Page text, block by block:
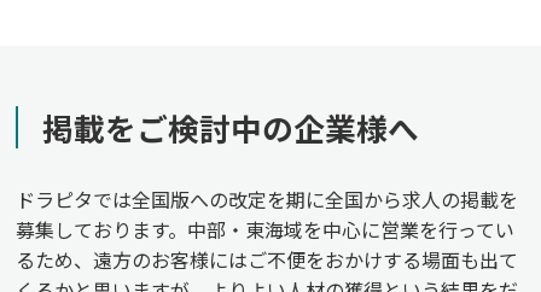
掲載をご検討中の企業様へ
ドラピタでは全国版への改定を期に全国から求人の掲載を
募集しております。中部・東海域を中心に営業を行ってい
るため、遠方のお客様にはご不便をおかけする場面も出て